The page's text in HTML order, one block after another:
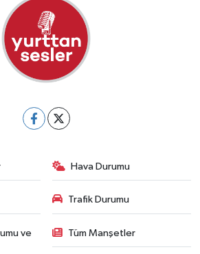
Hava Durumu
Trafik Durumu
ve
Tüm Manşetler